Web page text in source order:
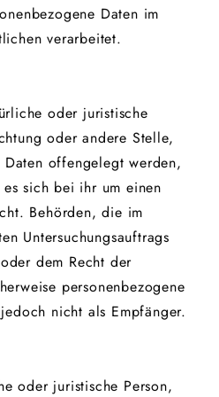
Daten im
verarbeitet.
oder juristische
oder andere Stelle,
offengelegt werden,
sich bei ihr um einen
Behörden, die im
Untersuchungsauftrags
dem Recht der
personenbezogene
nicht als Empfänger.
oder juristische Person,